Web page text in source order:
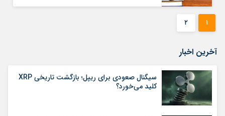
۱ ۲
آخرین اخبار
سیگنال صعودی برای ریپل؛ بازگشت تاریخی XRP
کلید می‌خورد؟